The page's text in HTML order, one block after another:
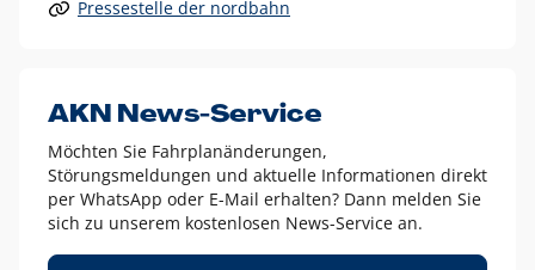
Alle anderen Logo-Varianten dürfen nur in Ausnahmefällen
Diese Ausnahmen sind zum Beispiel:
dem AKN Blau,
weißes Logo auf Fotohintergründen,
schwarzes Logo für reine Schwarz-Weiß-Umsetzungen
Pressestelle der nordbahn
AKN News-Service
Möchten Sie Fahrplanänderungen,
Störungsmeldungen und aktuelle Informationen direkt
per WhatsApp oder E-Mail erhalten? Dann melden Sie
sich zu unserem kostenlosen News-Service an.